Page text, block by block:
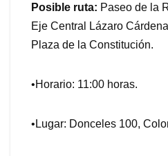
Posible ruta: Paseo de la
Eje Central Lázaro
Plaza de la Constitución.
•Horario: 11:00 horas.
•Lugar: Donceles 100,